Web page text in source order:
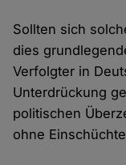
Sollten sich
dies
Verfolgter in
Unterdrückung
politischen
ohne